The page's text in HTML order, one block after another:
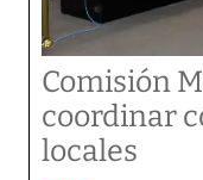
Comisión
coordinar
locales